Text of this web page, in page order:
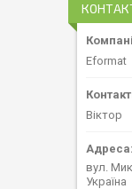
Eformat
Віктор
вул.
Україна